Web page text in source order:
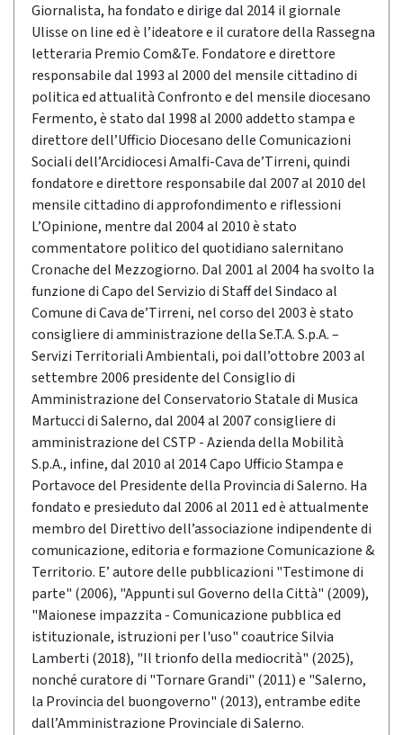
Giornalista, ha fondato e dirige dal 2014 il giornale
Ulisse on line ed è l’ideatore e il curatore della Rassegna
letteraria Premio Com&Te. Fondatore e direttore
responsabile dal 1993 al 2000 del mensile cittadino di
politica ed attualità Confronto e del mensile diocesano
Fermento, è stato dal 1998 al 2000 addetto stampa e
direttore dell’Ufficio Diocesano delle Comunicazioni
Sociali dell’Arcidiocesi Amalfi-Cava de’Tirreni, quindi
fondatore e direttore responsabile dal 2007 al 2010 del
mensile cittadino di approfondimento e riflessioni
L’Opinione, mentre dal 2004 al 2010 è stato
commentatore politico del quotidiano salernitano
Cronache del Mezzogiorno. Dal 2001 al 2004 ha svolto la
funzione di Capo del Servizio di Staff del Sindaco al
Comune di Cava de’Tirreni, nel corso del 2003 è stato
consigliere di amministrazione della Se.T.A. S.p.A. –
Servizi Territoriali Ambientali, poi dall’ottobre 2003 al
settembre 2006 presidente del Consiglio di
Amministrazione del Conservatorio Statale di Musica
Martucci di Salerno, dal 2004 al 2007 consigliere di
amministrazione del CSTP - Azienda della Mobilità
S.p.A., infine, dal 2010 al 2014 Capo Ufficio Stampa e
Portavoce del Presidente della Provincia di Salerno. Ha
fondato e presieduto dal 2006 al 2011 ed è attualmente
membro del Direttivo dell’associazione indipendente di
comunicazione, editoria e formazione Comunicazione &
Territorio. E’ autore delle pubblicazioni "Testimone di
parte" (2006), "Appunti sul Governo della Città" (2009),
"Maionese impazzita - Comunicazione pubblica ed
istituzionale, istruzioni per l'uso" coautrice Silvia
Lamberti (2018), "Il trionfo della mediocrità" (2025),
nonché curatore di "Tornare Grandi" (2011) e "Salerno,
la Provincia del buongoverno" (2013), entrambe edite
dall’Amministrazione Provinciale di Salerno.